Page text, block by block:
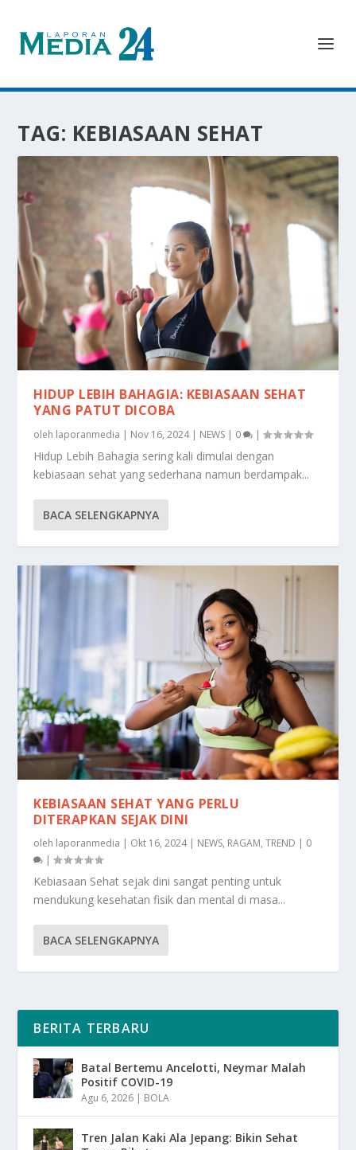
TAG: KEBIASAAN SEHAT
HIDUP LEBIH BAHAGIA: KEBIASAAN SEHAT
YANG PATUT DICOBA
oleh laporanmedia | Nov 16, 2024| NEWS | 0 |
Hidup Lebih Bahagia sering kali dimulai dengan
kebiasaan sehat yang sederhana namun berdampak...
BACA SELENGKAPNYA
KEBIASAAN SEHAT YANG PERLU
DITERAPKAN SEJAK DINI
oleh laporanmedia | Okt 16, 2024| NEWS, RAGAM,TREND | 0
|
Kebiasaan Sehat sejak dini sangat penting untuk
mendukung kesehatan fisik dan mental di masa...
BACA SELENGKAPNYA
BERITA TERBARU
Batal Bertemu Ancelotti, Neymar Malah
Positif COVID-19
Agu 6, 2026 | BOLA
Tren Jalan Kaki Ala Jepang: Bikin Sehat